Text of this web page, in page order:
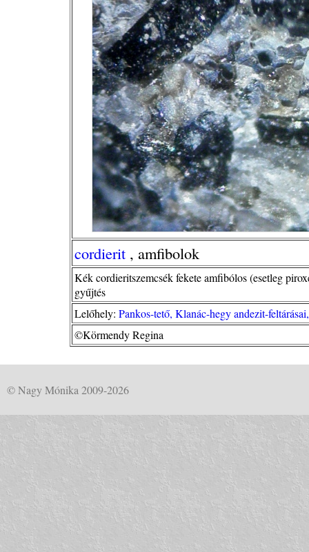
cordierit , amfibolok
Kék cordieritszemcsék fekete amfibólos (esetleg
gyűjtés
Lelőhely: Pankos-tető, Klanác-hegy andezit-
©Körmendy Regina
© Nagy Mónika 2009-2026